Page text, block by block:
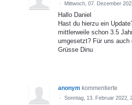
· Mittwoch, 07. Dezember
Hallo Daniel
Hast du hierzu ein
mittlerweile schon 3.5
umgesetzt? Für uns auch
Grüsse Dinu
anonym kommentierte
· Sonntag, 13. Februar 2022,